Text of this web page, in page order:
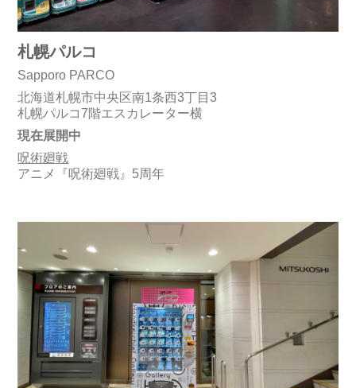
札幌パルコ
Sapporo PARCO
北海道札幌市中央区南1条西3丁目3
札幌パルコ7階エスカレーター横
現在展開中
呪術廻戦
アニメ『呪術廻戦』5周年